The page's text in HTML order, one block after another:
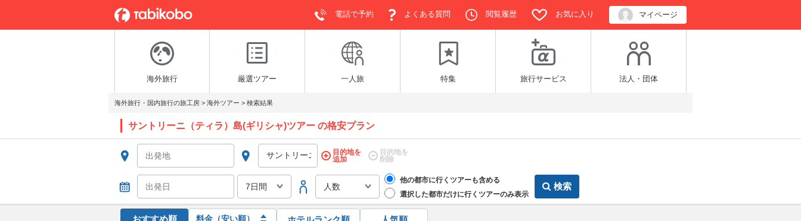
電話で予約 よくある質問 閲覧履歴 お気に入り マイページ
海外旅行 厳選ツアー 一人旅 特集 旅行サービス 法人・団体
海外旅行・国内旅行の旅工房 > 海外ツアー > 検索結果
サントリーニ（ティラ）島(ギリシャ)ツアー の格安プラン
目的地を
追加
目的地を
削除
他の都市に行くツアーも含める
選択した都市だけに行くツアーのみ表示
検索